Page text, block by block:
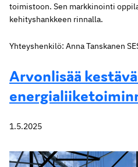
toimistoon. Sen markkinointi
kehityshankkeen rinnalla.
Yhteyshenkilö: Anna Tanskanen
Arvonlisää
1.5.2025